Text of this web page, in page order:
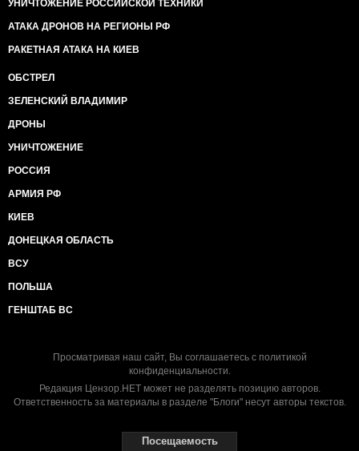
УНИЧТОЖЕНИЕ РОССИЙСКОЙ ТЕХНИКИ
АТАКА ДРОНОВ НА РЕГИОНЫ РФ
РАКЕТНАЯ АТАКА НА КИЕВ
ОБСТРЕЛ
ЗЕЛЕНСКИЙ ВЛАДИМИР
ДРОНЫ
УНИЧТОЖЕНИЕ
РОССИЯ
АРМИЯ РФ
КИЕВ
ДОНЕЦКАЯ ОБЛАСТЬ
ВСУ
ПОЛЬША
ГЕНШТАБ ВС
Просматривая наш сайт, Вы соглашаетесь с политикой
конфиденциальности.
Редакция Цензор.НЕТ может не разделять позицию авторов.
Ответственность за материалы в разделе "Блоги" несут авторы текстов.
Посещаемость